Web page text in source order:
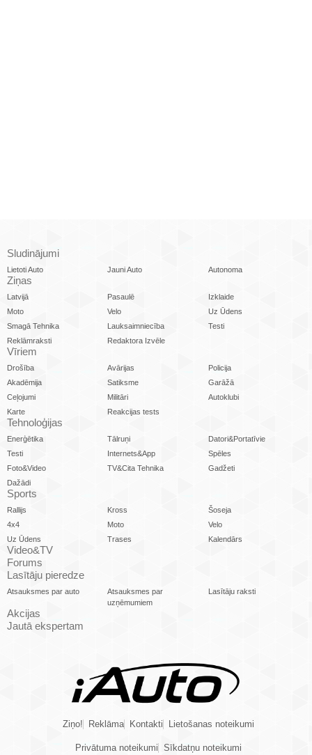
Sludinājumi
Lietoti Auto Jauni Auto Autonoma
Ziņas
Latvijā Pasaulē
Izklaide
Moto
Velo
Uz Ūdens
Smagā Tehnika
Lauksaimniecība
Testi
Reklāmraksti
Redaktora Izvēle
Vīriem
Drošība Avārijas
Policija
Akadēmija
Satiksme
Garāžā
Ceļojumi
Militāri
Autoklubi
Karte
Reakcijas tests
Tehnoloģijas
Enerģētika Tālruņi
Datori&Portatīvie
Testi
Internets&App
Spēles
Foto&Video
TV&Cita Tehnika
Gadžeti
Dažādi
Sports
Rallijs Kross
Šoseja
4x4
Moto
Velo
Uz Ūdens
Trases Kalendārs
Video&TV
Forums
Lasītāju pieredze
Atsauksmes par auto
Atsauksmes par
uzņēmumiem
Lasītāju raksti
Akcijas
Jautā ekspertam
Ziņo! Reklāma Kontakti Lietošanas noteikumi
Privātuma noteikumi Sīkdatņu noteikumi